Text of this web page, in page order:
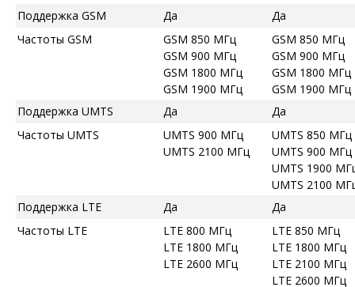
Поддержка GSM Да
Да
Частоты GSM
GSM 850 МГц
GSM 900 МГц
GSM 1800 МГц
GSM 1900 МГц
GSM 850 МГц
GSM 900 МГц
GSM 1800 МГц
GSM 1900 МГц
Поддержка UMTS
Да
Да
Частоты UMTS
UMTS 900 МГц
UMTS 2100 МГц
UMTS 850 МГц
UMTS 900 МГц
UMTS 1900
UMTS 2100
Поддержка LTE
Да
Да
Частоты LTE
LTE 800 МГц
LTE 1800 МГц
LTE 2600 МГц
LTE 850 МГц
LTE 1800 МГц
LTE 2100 МГц
LTE 2600 МГц